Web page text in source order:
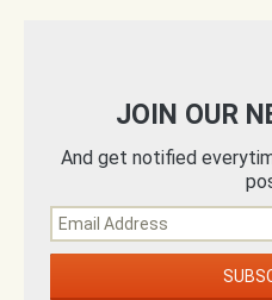
JOIN OUR
And get notified